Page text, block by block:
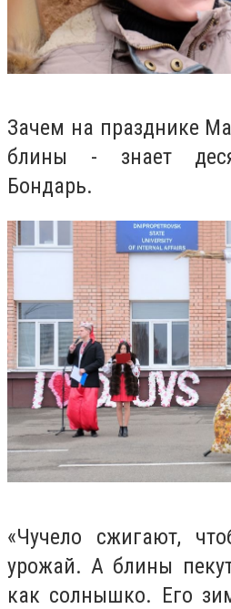
Зачем на празднике
блины - знает
Бондарь.
«Чучело сжигают,
урожай. А блины
как солнышко. Его